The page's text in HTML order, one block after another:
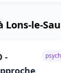
Lons-le-
-